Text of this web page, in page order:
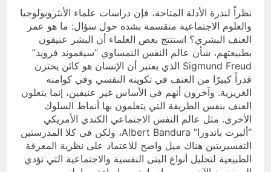
نظراً لندرة الأدلة المتاحة، فإن دراسات علماء الأنثروبولوجيا
والعلوم الاجتماعية منقسمة بشدة حول سؤال: ما هو عمر
العنف البشري؟ استنتج بعض العلماء أن البشر عنيفون
بطبيعتهم، شأن عالم النفس النمساوي “سيغموند فرويد”
Sigmund Freud الذي يعتبر أن الإنسان هو كائن يختزن
قدراً كبيرًا من العنف في تكوينه النفسي وفي كوامنه
الغريزية. وآخرون أنهم في الأساس غير عنيفين، إنما يتعلون
العنف بنفس الطريقة التي يتعلمون بها أنماط السلوك
الأخرى. مثل عالم النفس الاجتماعي الكندي الأمريكي
“ألبرت باندورا” Albert Bandura، ولكن في كلا المدرستين
التفسيريتين هناك ميل واضح للاعتماد على نظرية المعرفة
الطبيعية لتحليل أنواع البنى النفسية والاجتماعية التي تؤدي